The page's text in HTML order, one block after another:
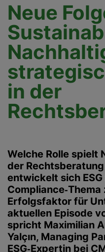
Neue
in der
Welche Rolle spielt
der
entwickelt sich
Erfolgsfaktor für
aktuellen Episode
spricht Maximilian
Yalçın, Managing
ESG‑Expertin bei